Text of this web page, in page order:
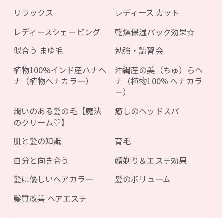
リラックス
レディース カット
レディースシェービング
乾燥保湿パック効果☆
似合う まゆ毛
勉強・講習会
植物100%インド産ハナヘ
ナ（植物ヘナカラー）
沖縄産の美（ちゅ）らヘ
ナ（植物100％ ヘナカラ
ー）
潤いのある髪の毛【魔法
のクリーム♡】
癒しのヘッドスパ
肌と髪の知識
育毛
自分と向き合う
顔剃り＆エステ効果
髪に優しいヘアカラー
髪のボリューム
髪質改善 ヘアエステ